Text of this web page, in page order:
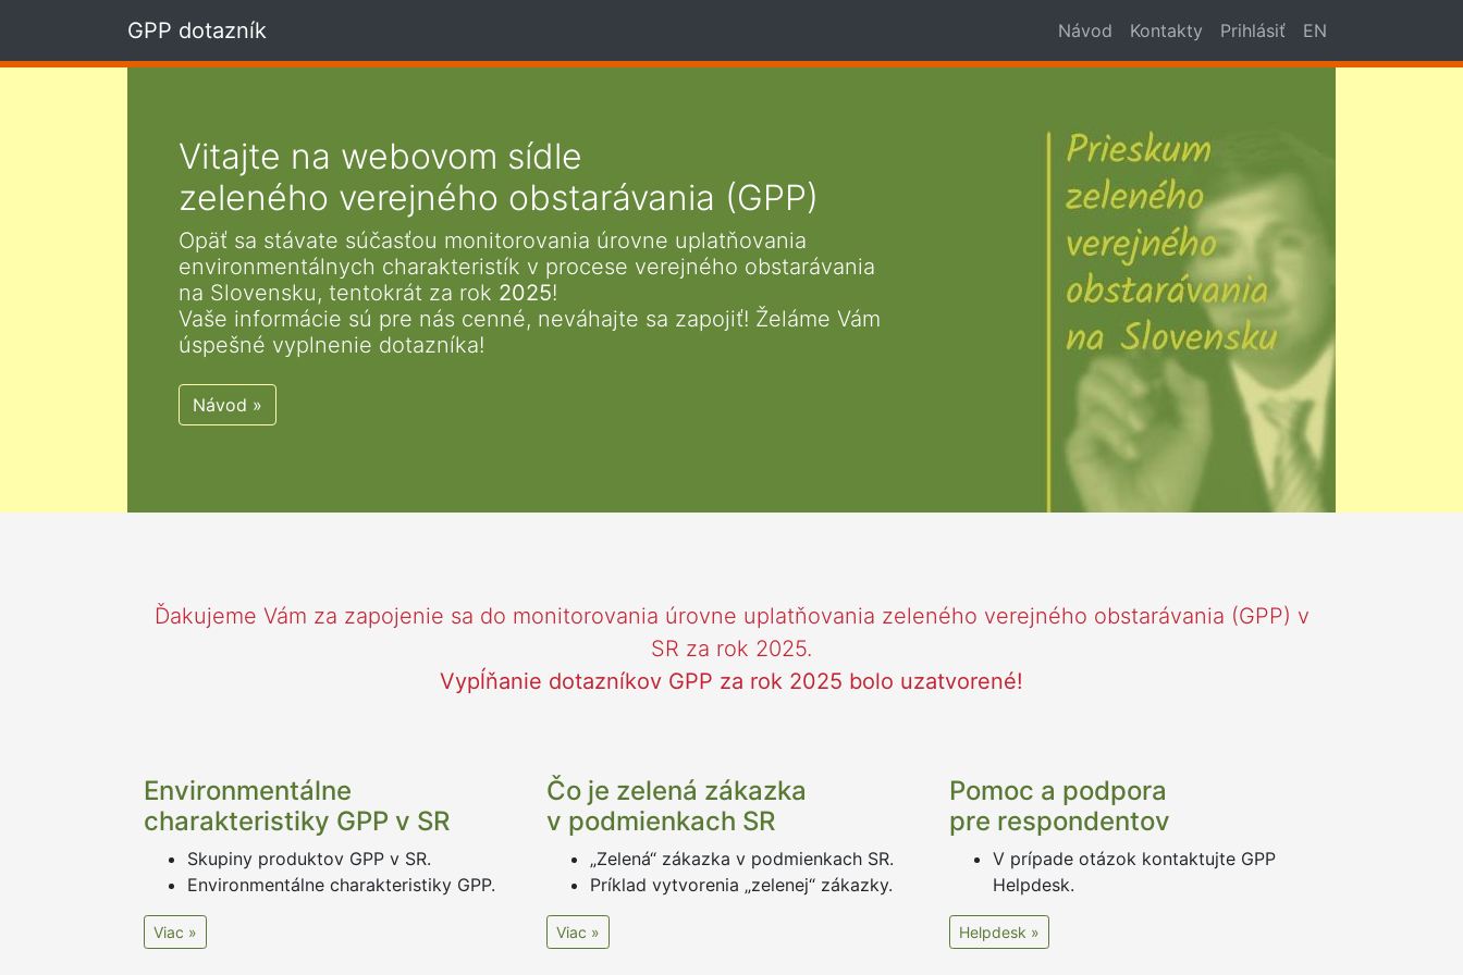
GPP dotazník Návod Kontakty Prihlásiť EN
Vitajte na webovom sídle
zeleného verejného obstarávania (GPP)
Opäť sa stávate súčasťou monitorovania úrovne uplatňovania
environmentálnych charakteristík v procese verejného obstarávania
na Slovensku, tentokrát za rok 2025!
Vaše informácie sú pre nás cenné, neváhajte sa zapojiť! Želáme Vám
úspešné vyplnenie dotazníka!
Návod »
Ďakujeme Vám za zapojenie sa do monitorovania úrovne uplatňovania zeleného verejného obstarávania (GPP) v
SR za rok 2025.
Vypĺňanie dotazníkov GPP za rok 2025 bolo uzatvorené!
Environmentálne
charakteristiky GPP v SR
Skupiny produktov GPP v SR.
Environmentálne charakteristiky GPP.
Viac »
Čo je zelená zákazka
v podmienkach SR
„Zelená“ zákazka v podmienkach SR.
Príklad vytvorenia „zelenej“ zákazky.
Viac »
Pomoc a podpora
pre respondentov
V prípade otázok kontaktujte GPP
Helpdesk.
Helpdesk »